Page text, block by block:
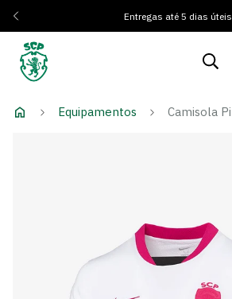
Entregas até 5 dias úteis
Equipamentos